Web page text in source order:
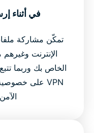
في أثناء
الخاص بك وربما